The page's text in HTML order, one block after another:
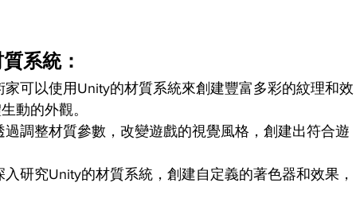
系統：
家可以使用Unity的材質系統來創建豐富多彩的紋理和效
動的外觀。
過調整材質參數，改變遊戲的視覺風格，創建出符合遊
研究Unity的材質系統，創建自定義的著色器和效果，